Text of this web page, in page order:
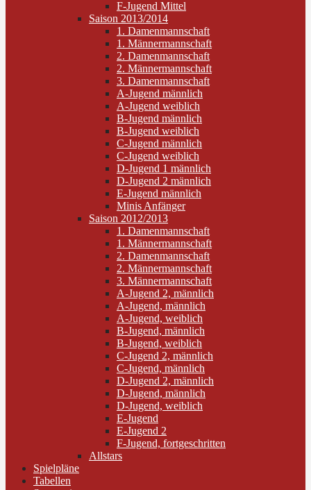
F-Jugend Mittel
Saison 2013/2014
1. Damenmannschaft
1. Männermannschaft
2. Damenmannschaft
2. Männermannschaft
3. Damenmannschaft
A-Jugend männlich
A-Jugend weiblich
B-Jugend männlich
B-Jugend weiblich
C-Jugend männlich
C-Jugend weiblich
D-Jugend 1 männlich
D-Jugend 2 männlich
E-Jugend männlich
Minis Anfänger
Saison 2012/2013
1. Damenmannschaft
1. Männermannschaft
2. Damenmannschaft
2. Männermannschaft
3. Männermannschaft
A-Jugend 2, männlich
A-Jugend, männlich
A-Jugend, weiblich
B-Jugend, männlich
B-Jugend, weiblich
C-Jugend 2, männlich
C-Jugend, männlich
D-Jugend 2, männlich
D-Jugend, männlich
D-Jugend, weiblich
E-Jugend
E-Jugend 2
F-Jugend, fortgeschritten
Allstars
Spielpläne
Tabellen